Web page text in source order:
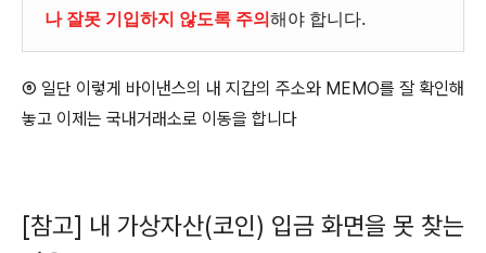
나 잘못 기입하지 않도록 주의 해야 합니다.
⑥ 일단 이렇게 바이낸스의 내 지갑의 주소와 MEMO를 잘 확인해
놓고 이제는 국내거래소로 이동을 합니다
[참고] 내 가상자산(코인) 입금 화면을 못 찾는